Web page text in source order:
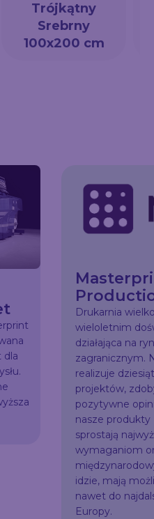
Trójkątny
Srebrny
100x200 cm
dla
Drukarnia
wieloletnim
działająca na
zagranicznym.
realizuje
projektów,
pozytywne
nasze
sprostają
wymaganiom
idzie, mają
nawet do
Europy.